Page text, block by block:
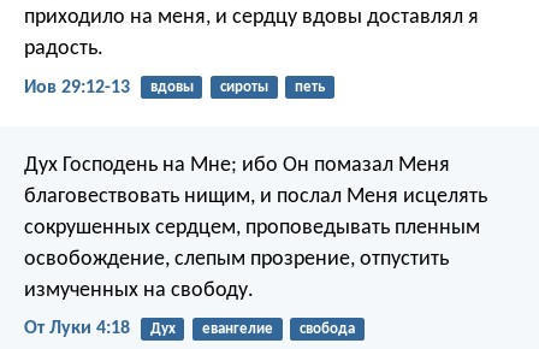
приходило на меня, и сердцу вдовы доставлял я
радость.
Иов 29:12-13 вдовы сироты петь
Дух Господень на Мне; ибо Он помазал Меня
благовествовать нищим, и послал Меня исцелять
сокрушенных сердцем, проповедывать пленным
освобождение, слепым прозрение, отпустить
измученных на свободу.
От Луки 4:18 Дух евангелие свобода